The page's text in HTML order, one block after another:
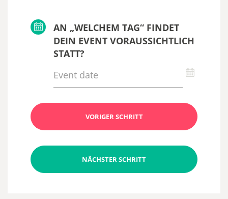
AN „WELCHEM TAG“ FINDET
DEIN EVENT VORAUSSICHTLICH
STATT?
VORIGER SCHRITT
NÄCHSTER SCHRITT